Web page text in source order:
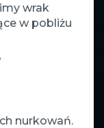
wrak
w pobliżu
nurkowań.